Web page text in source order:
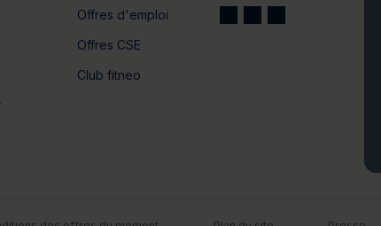
Offres d'emploi
Offres CSE
Club fitneo